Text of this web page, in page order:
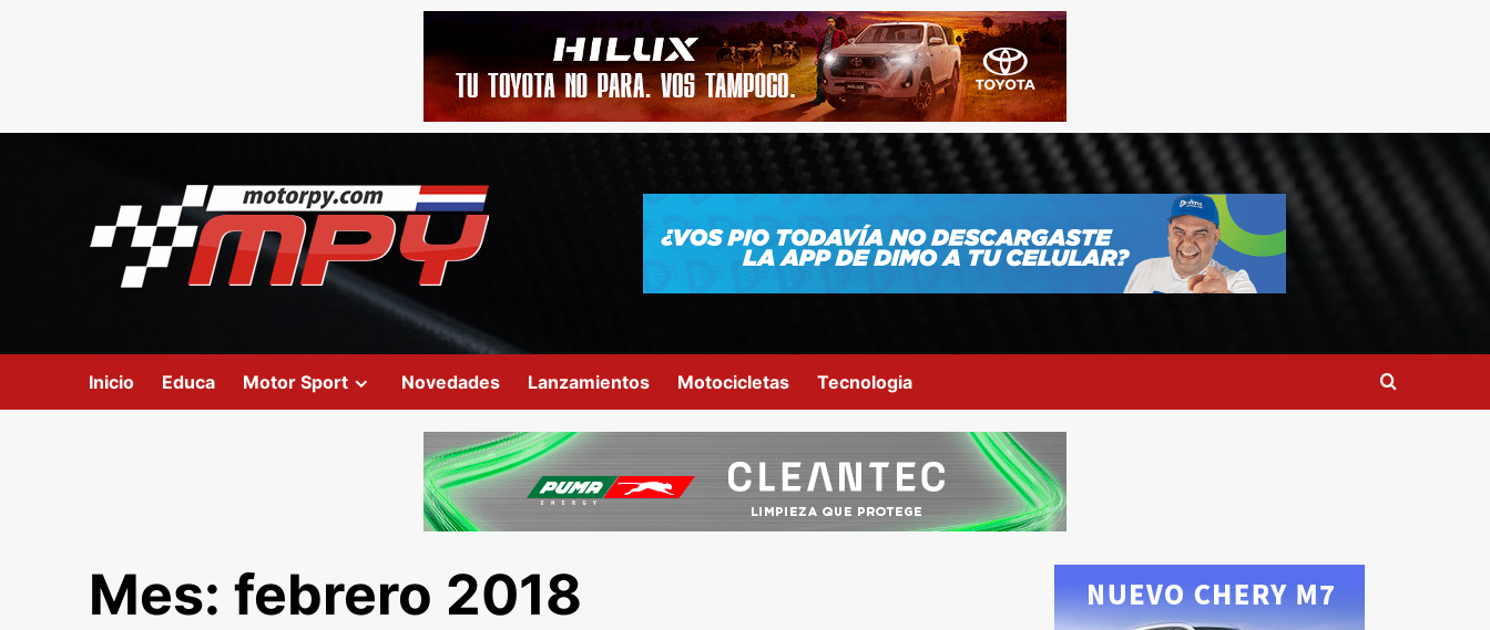
Inicio Educa Motor Sport Novedades Lanzamientos Motocicletas Tecnologia
Mes: febrero 2018